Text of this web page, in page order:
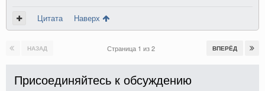
Цитата Наверх
НАЗАД ВПЕРЁД
Страница 1 из 2
Присоединяйтесь к обсуждению